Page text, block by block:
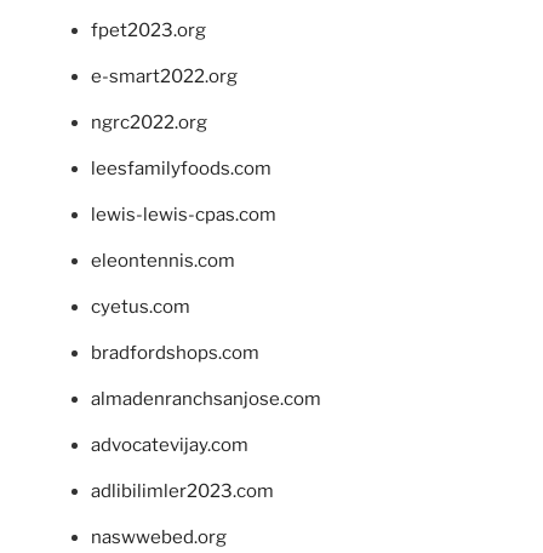
fpet2023.org
e-smart2022.org
ngrc2022.org
leesfamilyfoods.com
lewis-lewis-cpas.com
eleontennis.com
cyetus.com
bradfordshops.com
almadenranchsanjose.com
advocatevijay.com
adlibilimler2023.com
naswwebed.org